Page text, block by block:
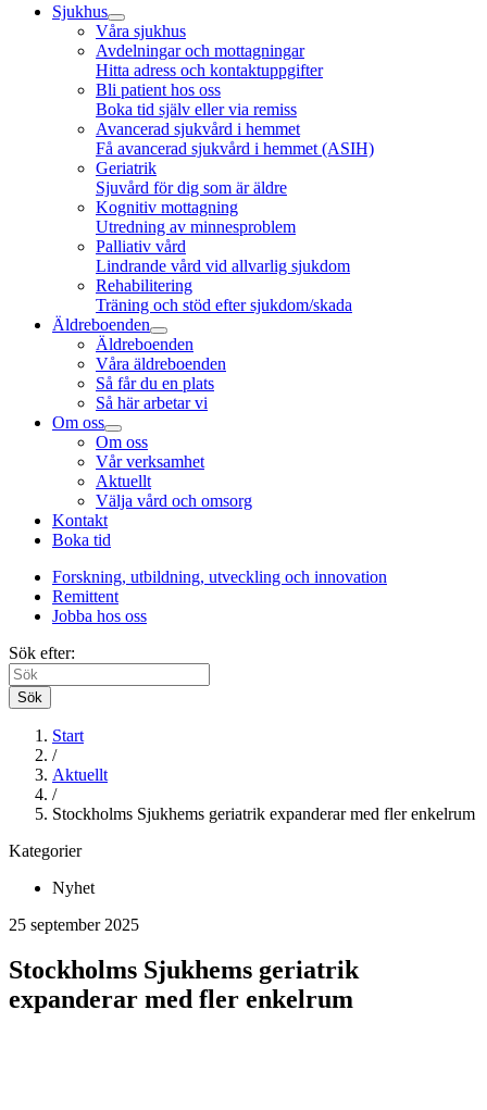
Sjukhus
Våra sjukhus
Avdelningar och mottagningar
Hitta adress och kontaktuppgifter
Bli patient hos oss
Boka tid själv eller via remiss
Avancerad sjukvård i hemmet
Få avancerad sjukvård i hemmet (ASIH)
Geriatrik
Sjuvård för dig som är äldre
Kognitiv mottagning
Utredning av minnesproblem
Palliativ vård
Lindrande vård vid allvarlig sjukdom
Rehabilitering
Träning och stöd efter sjukdom/skada
Äldreboenden
Äldreboenden
Våra äldreboenden
Så får du en plats
Så här arbetar vi
Om oss
Om oss
Vår verksamhet
Aktuellt
Välja vård och omsorg
Kontakt
Boka tid
Forskning, utbildning, utveckling och innovation
Remittent
Jobba hos oss
Sök efter:
Sök
Start
/
Aktuellt
/
Stockholms Sjukhems geriatrik expanderar med fler enkelrum
Kategorier
Nyhet
25 september 2025
Stockholms Sjukhems geriatrik
expanderar med fler enkelrum